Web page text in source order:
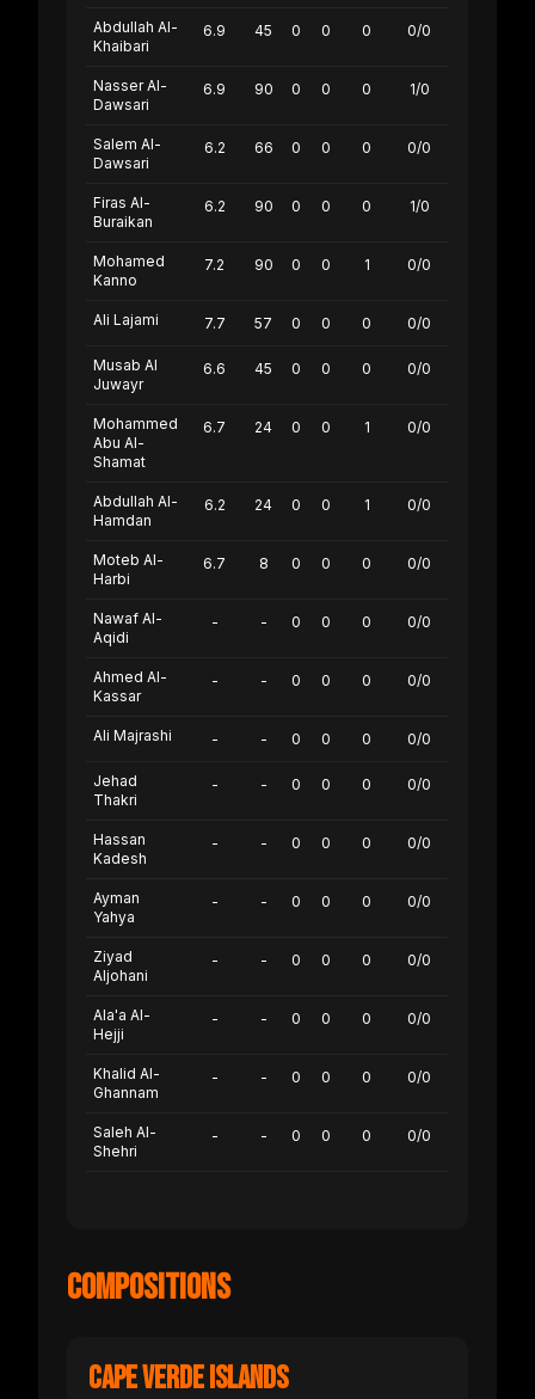
Abdullah Al-
Khaibari
6.9 45 0 0 0 0/0
Nasser Al-
Dawsari
6.9 90 0 0 0 1/0
Salem Al-
Dawsari
6.2 66 0 0 0 0/0
Firas Al-
Buraikan
6.2 90 0 0 0 1/0
Mohamed
Kanno
7.2 90 0 0 1 0/0
Ali Lajami 7.7 57 0 0 0 0/0
Musab Al
Juwayr
6.6 45 0 0 0 0/0
Mohammed
Abu Al-
Shamat
6.7 24 0 0 1 0/0
Abdullah Al-
Hamdan
6.2 24 0 0 1 0/0
Moteb Al-
Harbi
6.7 8 0 0 0 0/0
Nawaf Al-
Aqidi
- - 0 0 0 0/0
Ahmed Al-
Kassar
- - 0 0 0 0/0
Ali Majrashi - - 0 0 0 0/0
Jehad
Thakri
- - 0 0 0 0/0
Hassan
Kadesh
- - 0 0 0 0/0
Ayman
Yahya
- - 0 0 0 0/0
Ziyad
Aljohani
- - 0 0 0 0/0
Ala'a Al-
Hejji
- - 0 0 0 0/0
Khalid Al-
Ghannam
- - 0 0 0 0/0
Saleh Al-
Shehri
- - 0 0 0 0/0
Compositions
Cape Verde Islands